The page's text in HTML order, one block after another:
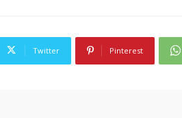
Twitter Pinterest